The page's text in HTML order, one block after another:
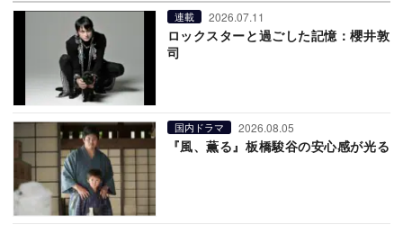
連載 2026.07.11
ロックスターと過ごした記憶：櫻井敦
司
国内ドラマ 2026.08.05
『風、薫る』板橋駿谷の安心感が光る